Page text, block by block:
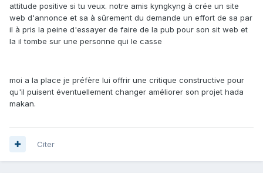
attitude positive si tu veux. notre amis kyngkyng à crée un site
web d'annonce et sa à sûrement du demande un effort de sa par
il à pris la peine d'essayer de faire de la pub pour son sit web et
la il tombe sur une personne qui le casse
moi a la place je préfère lui offrir une critique constructive pour
qu'il puisent éventuellement changer améliorer son projet hada
makan.
Citer